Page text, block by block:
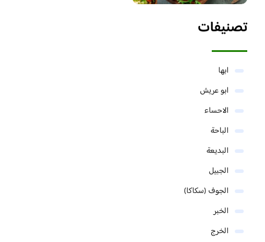
تصنيفات
ابها
ابو عريش
الاحساء
الباحة
البديعة
الجبيل
الجوف (سكاكا)
الخبر
الخرج